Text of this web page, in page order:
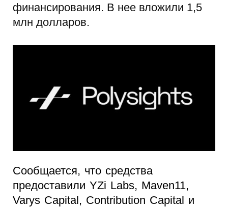
финансирования. В нее вложили 1,5
млн долларов.
Сообщается, что средства
предоставили YZi Labs, Maven11,
Varys Capital, Contribution Capital и